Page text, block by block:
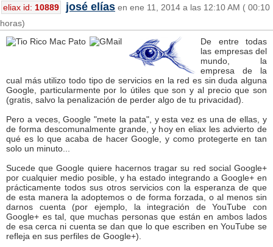
eliax id: 10889 josé elías en ene 11, 2014 a las 12:10 AM ( 00:10
horas)
De entre todas
las empresas del
mundo, la
empresa de la
cual más utilizo todo tipo de servicios en la red es sin duda alguna
Google, particularmente por lo útiles que son y al precio que son
(gratis, salvo la penalización de perder algo de tu privacidad).
Pero a veces, Google "mete la pata", y esta vez es una de ellas, y
de forma descomunalmente grande, y hoy en eliax les advierto de
qué es lo que acaba de hacer Google, y como protegerte en tan
solo un minuto...
Sucede que Google quiere hacernos tragar su red social Google+
por cualquier medio posible, y ha estado integrando a Google+ en
prácticamente todos sus otros servicios con la esperanza de que
de esta manera la adoptemos o de forma forzada, o al menos sin
darnos cuenta (por ejemplo, la integración de YouTube con
Google+ es tal, que muchas personas que están en ambos lados
de esa cerca ni cuenta se dan que lo que escriben en YouTube se
refleja en sus perfiles de Google+).